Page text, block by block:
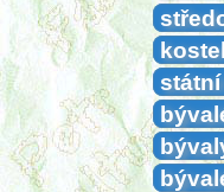
státní